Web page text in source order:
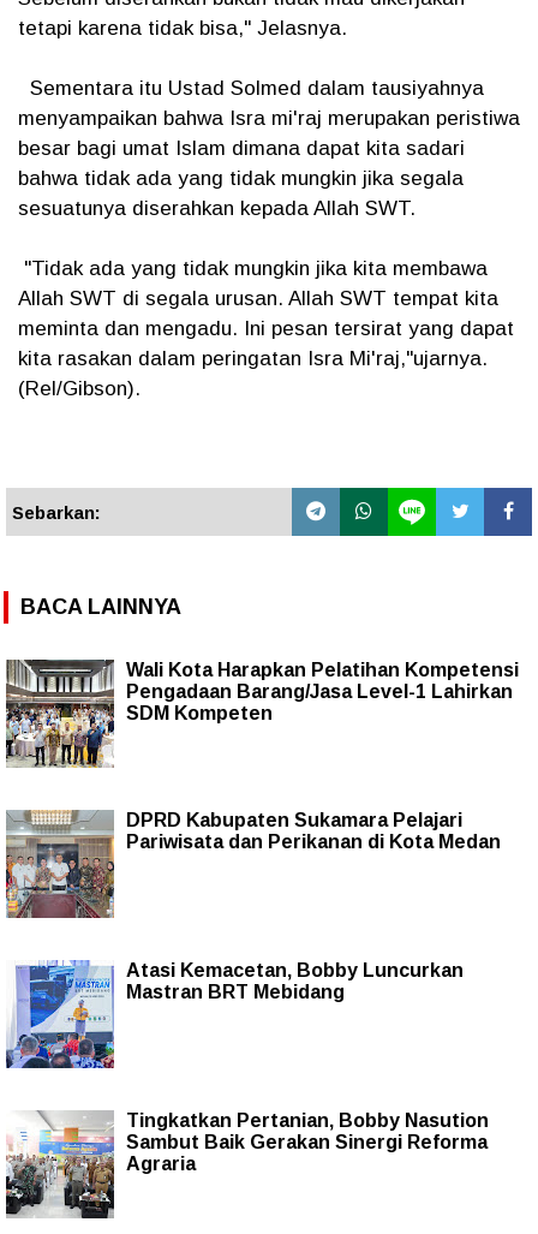
tetapi karena tidak bisa," Jelasnya.
Sementara itu Ustad Solmed dalam tausiyahnya
menyampaikan bahwa Isra mi'raj merupakan peristiwa
besar bagi umat Islam dimana dapat kita sadari
bahwa tidak ada yang tidak mungkin jika segala
sesuatunya diserahkan kepada Allah SWT.
"Tidak ada yang tidak mungkin jika kita membawa
Allah SWT di segala urusan. Allah SWT tempat kita
meminta dan mengadu. Ini pesan tersirat yang dapat
kita rasakan dalam peringatan Isra Mi'raj,"ujarnya.
(Rel/Gibson).
Sebarkan:
BACA LAINNYA
Wali Kota Harapkan Pelatihan Kompetensi
Pengadaan Barang/Jasa Level-1 Lahirkan
SDM Kompeten
DPRD Kabupaten Sukamara Pelajari
Pariwisata dan Perikanan di Kota Medan
Atasi Kemacetan, Bobby Luncurkan
Mastran BRT Mebidang
Tingkatkan Pertanian, Bobby Nasution
Sambut Baik Gerakan Sinergi Reforma
Agraria